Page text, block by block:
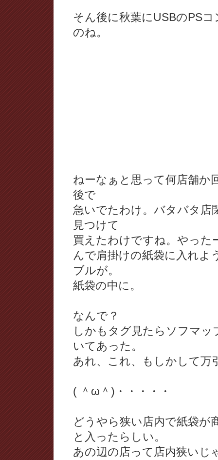
そん後に秋葉にUSBのPS
のね。
ねーなぁと思って何店舗か
後で
急いでたわけ。バタバタ店
見つけて
買えたわけですね。やった
んで肩掛けの紙袋に入れよ
ブルが。
紙袋の中に。
なんで？
しかもタグ見たらソフマ
いてあった。
あれ、これ、もしかして万
( ＾ω＾)・・・・・
どうやら狭い店内で紙袋が
と入ったらしい。
あの辺の店って店内狭いじ